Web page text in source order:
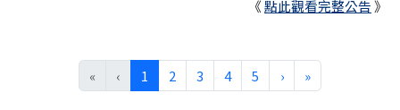
《點此觀看完整公告》
« ‹ 1 (目前頁次)
2 3 4 5 ›下一頁
»最後頁